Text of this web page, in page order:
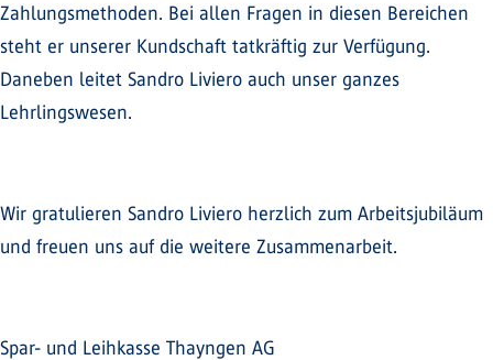
Zahlungsmethoden. Bei allen Fragen in diesen Bereichen
steht er unserer Kundschaft tatkräftig zur Verfügung.
Daneben leitet Sandro Liviero auch unser ganzes
Lehrlingswesen.
Wir gratulieren Sandro Liviero herzlich zum Arbeitsjubiläum
und freuen uns auf die weitere Zusammenarbeit.
Spar- und Leihkasse Thayngen AG